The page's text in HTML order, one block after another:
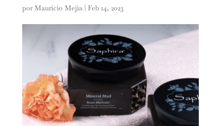
por Mauricio Mejia| Feb 14, 2023